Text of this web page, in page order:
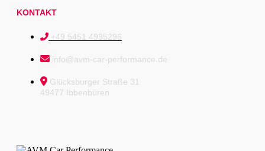
KONTAKT
+49 5451 4995296
info@avm-car-performance.de
Glücksburger Straße 31
49477 Ibbenbüren